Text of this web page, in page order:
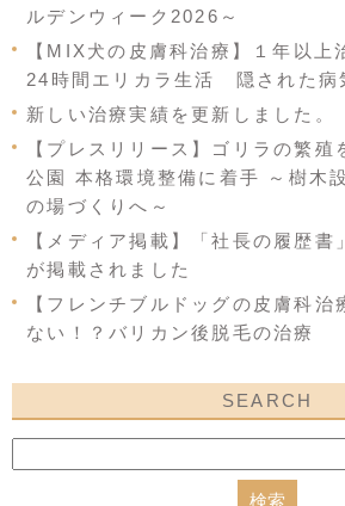
ルデンウィーク2026～
【MIX犬の皮膚科治療】１年以
24時間エリカラ生活 隠された病
新しい治療実績を更新しました。
【プレスリリース】ゴリラの繁殖
公園 本格環境整備に着手 ～樹木
の場づくりへ～
【メディア掲載】「社長の履歴書
が掲載されました
【フレンチブルドッグの皮膚科治
ない！？バリカン後脱毛の治療
SEARCH